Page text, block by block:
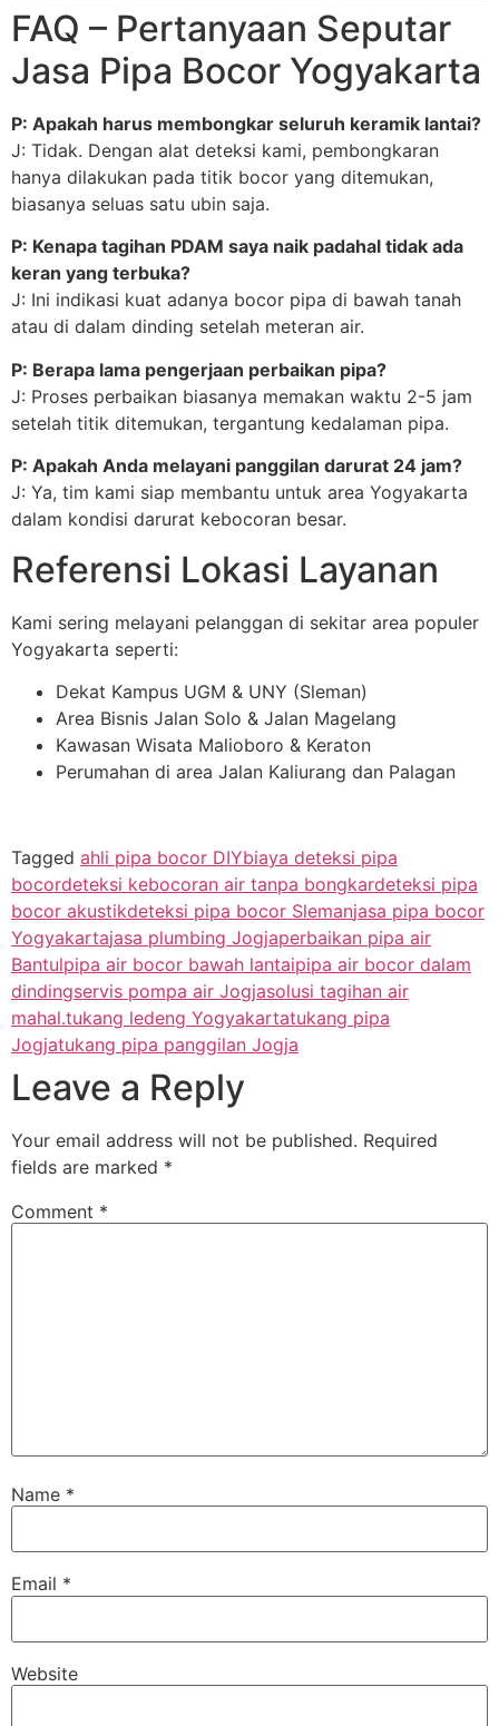
FAQ – Pertanyaan Seputar
Jasa Pipa Bocor Yogyakarta
P: Apakah harus membongkar seluruh keramik lantai?
J: Tidak. Dengan alat deteksi kami, pembongkaran
hanya dilakukan pada titik bocor yang ditemukan,
biasanya seluas satu ubin saja.
P: Kenapa tagihan PDAM saya naik padahal tidak ada
keran yang terbuka?
J: Ini indikasi kuat adanya bocor pipa di bawah tanah
atau di dalam dinding setelah meteran air.
P: Berapa lama pengerjaan perbaikan pipa?
J: Proses perbaikan biasanya memakan waktu 2-5 jam
setelah titik ditemukan, tergantung kedalaman pipa.
P: Apakah Anda melayani panggilan darurat 24 jam?
J: Ya, tim kami siap membantu untuk area Yogyakarta
dalam kondisi darurat kebocoran besar.
Referensi Lokasi Layanan
Kami sering melayani pelanggan di sekitar area populer
Yogyakarta seperti:
Dekat Kampus UGM & UNY (Sleman)
Area Bisnis Jalan Solo & Jalan Magelang
Kawasan Wisata Malioboro & Keraton
Perumahan di area Jalan Kaliurang dan Palagan
Tagged ahli pipa bocor DIYbiaya deteksi pipa
bocordeteksi kebocoran air tanpa bongkardeteksi pipa
bocor akustikdeteksi pipa bocor Slemanjasa pipa bocor
Yogyakartajasa plumbing Jogjaperbaikan pipa air
Bantulpipa air bocor bawah lantaipipa air bocor dalam
dindingservis pompa air Jogjasolusi tagihan air
mahal.tukang ledeng Yogyakartatukang pipa
Jogjatukang pipa panggilan Jogja
Leave a Reply
Your email address will not be published. Required
fields are marked *
Comment *
Name *
Email *
Website